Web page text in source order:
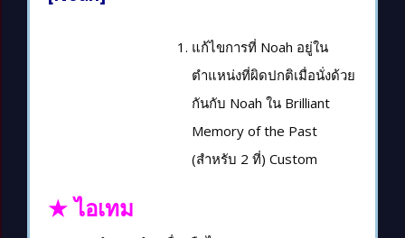
แก้ไขการที่ Noah อยู่ใน
ตำแหน่งที่ผิดปกติเมื่อนั่งด้วย
กันกับ Noah ใน Brilliant
Memory of the Past
(สำหรับ 2 ที่) Custom
★ ไอเทม